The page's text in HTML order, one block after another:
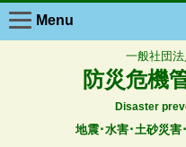
Menu
一般社団
防災危機
Disaster
地震･水害･土砂災害